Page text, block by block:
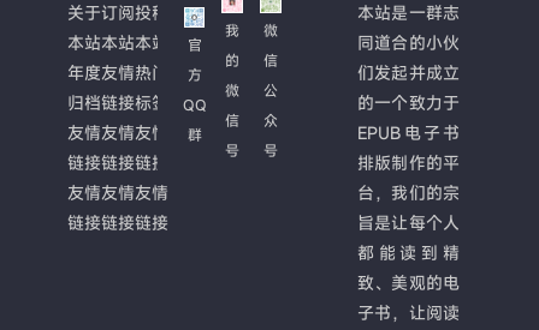
关于
本站
订阅
本站
投稿
本站
年度
归档
友情
链接
热门
标签
友情
链接
友情
链接
友情
链接
友情
链接
友情
链接
友情
链接
官
方
QQ
群
我
的
微
信
号
微
信
公
众
号
本站是一群志
同道合的小伙
们发起并成立
的一个致力于
EPUB电子书
排版制作的平
台，我们的宗
旨是让每个人
都能读到精
致、美观的电
子书，让阅读